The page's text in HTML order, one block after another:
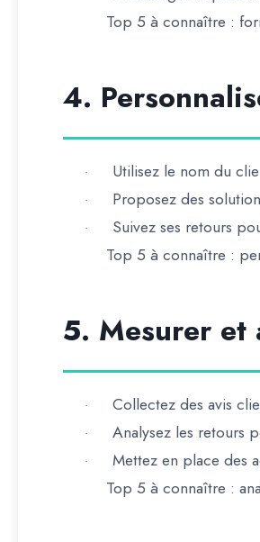
Top 5 à connaître :
4.
· Utilisez le nom du
· Proposez des
·
Suivez ses retours
Top 5 à connaître :
5. Mesurer et
· Collectez des avis
· Analysez les retours
·
Mettez en place des
Top 5 à connaître :